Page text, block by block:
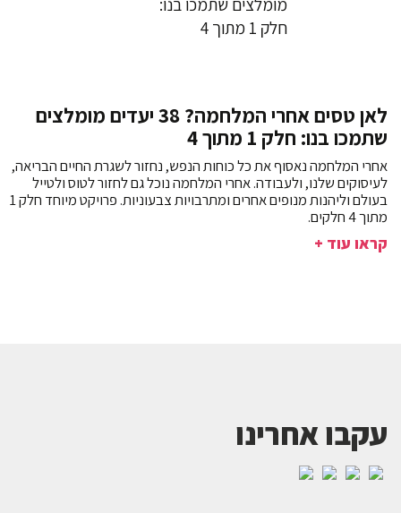
לאן טסים אחרי המלחמה? 38 יעדים מומלצים
שתמכו בנו: חלק 1 מתוך 4
אחרי המלחמה נאסוף את כל כוחות הנפש, נחזור לשגרת החיים הבריאה,
לעיסוקים שלנו, ולעבודה. אחרי המלחמה נוכל גם לחזור לטוס ולטייל
בעולם וליהנות מנופים אחרים ומתרבויות צבעוניות. פרויקט מיוחד חלק 1
מתוך 4 חלקים.
קראו עוד +
עקבו אחרינו